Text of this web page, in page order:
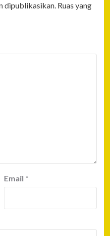
dipublikasikan. Ruas yang
Email *